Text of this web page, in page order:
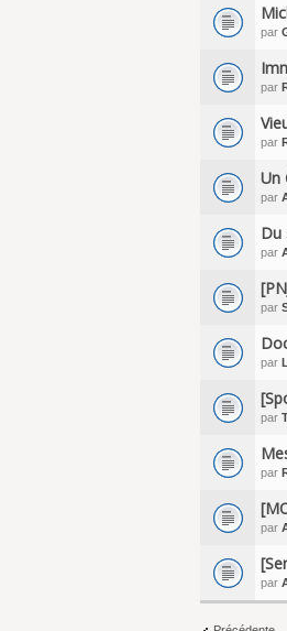
par
par
par
Un
par
Du
par
par
par
par
par
par
par